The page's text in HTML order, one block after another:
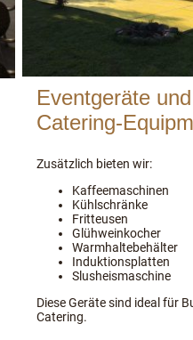
Eventgeräte und
Catering-
Zusätzlich bieten wir:
Kaffeemaschinen
Kühlschränke
Fritteusen
Glühweinkocher
Warmhaltebehälter
Induktionsplatten
Slusheismaschine
Diese Geräte sind ideal für
Catering.